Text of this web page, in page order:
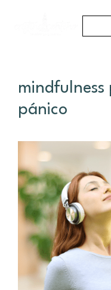
mindfulness
pánico